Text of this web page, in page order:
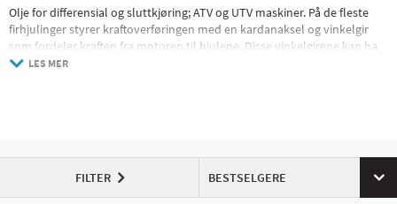
Olje for differensial og sluttkjøring; ATV og UTV maskiner. På de fleste
firhjulinger styrer kraftoverføringen med en kardanaksel og vinkelgir
som fordeler kraften fra motoren til hjulene. Disse vinkelgirene kan ha
forskjellige funksjoner og krever forskjellige typer olje for smøring.
endrer retning på; kardanakselrotasjon ut til drivakslene, et enkelt
vinkelgir med pinjong og krongir rett og slett. Hvis pinjonghjulet (Driftet
fra kardanakselen) ikke er sentrert på krongiret uten en liten fremgang
LES MER
FILTER BESTSELGERE